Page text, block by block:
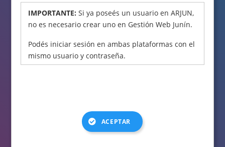
Términos y condiciones
Declaro conocer y aceptar lo establecido en la
IMPORTANTE:Si ya poseés un usuario en ARJUN,
no es necesario crear uno en Gestión Web Junín.
Podés iniciar sesión en ambas plataformas con el
mismo usuario y contraseña.
ACEPTAR